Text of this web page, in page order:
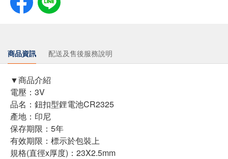
商品資訊 配送及售後服務說明
▼商品介紹
電壓：3V
品名：鈕扣型鋰電池CR2325
產地：印尼
保存期限：5年
有效期限：標示於包裝上
規格(直徑x厚度)：23X2.5mm